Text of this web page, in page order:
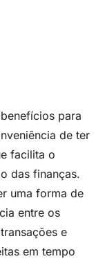
para
de ter
facilita o
das finanças.
uma forma de
entre os
e
em tempo